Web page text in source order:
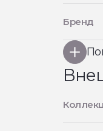
Бренд